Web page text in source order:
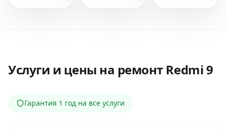
Услуги и цены на ремонт Redmi 9
Гарантия 1 год на все услуги